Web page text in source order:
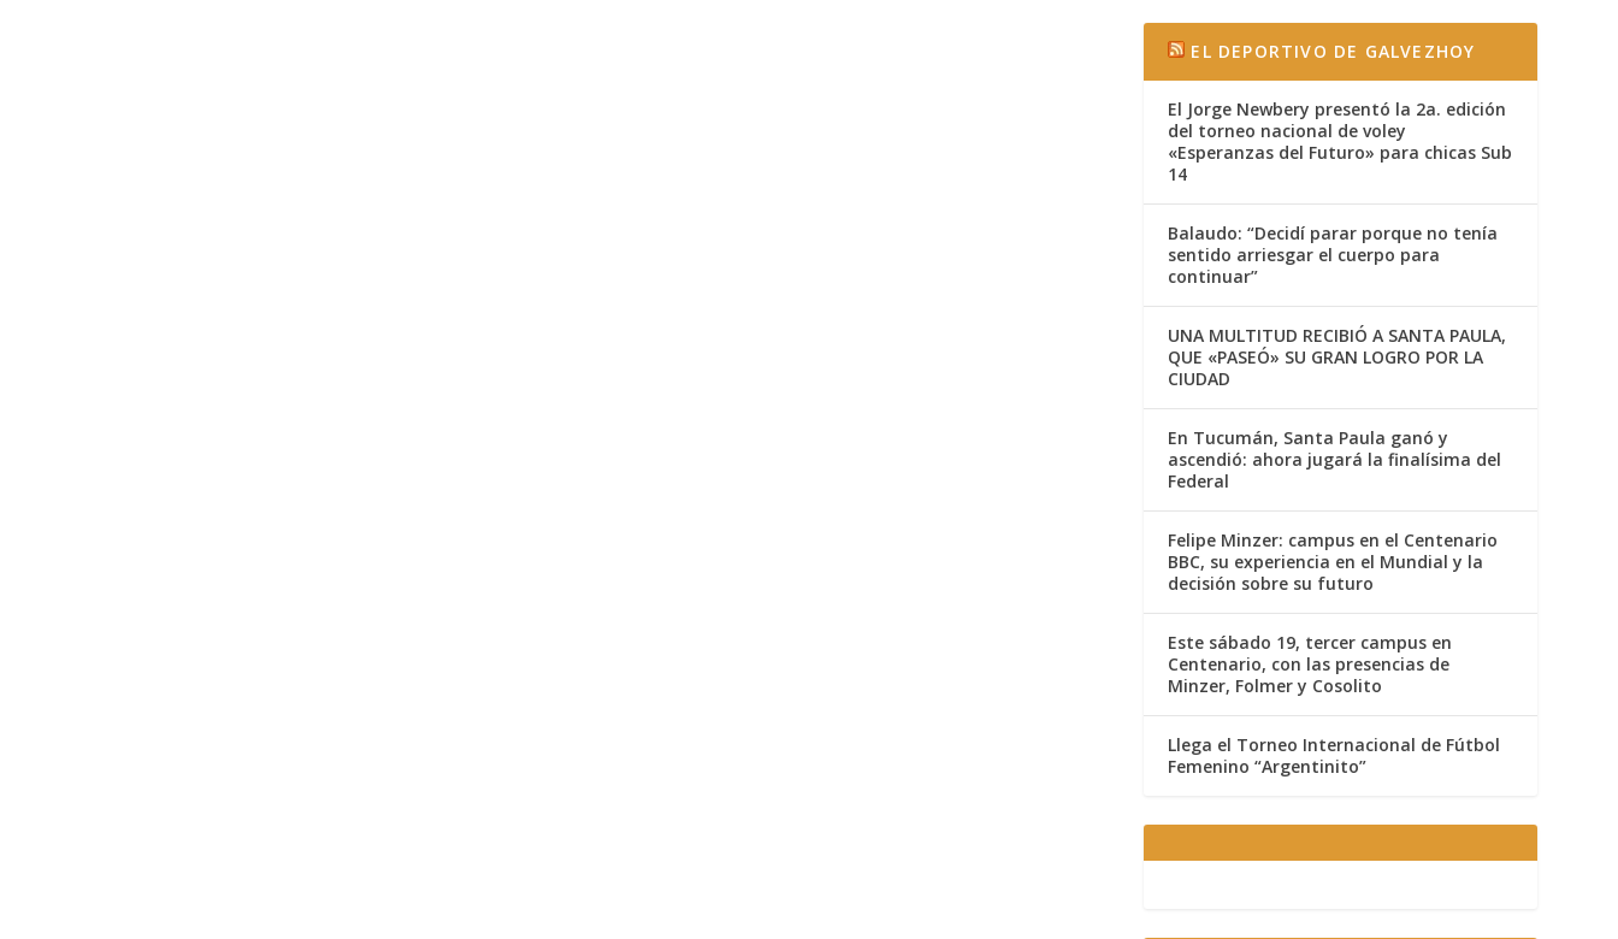
EL DEPORTIVO DE GALVEZHOY
El Jorge Newbery presentó la 2a. edición
del torneo nacional de voley
«Esperanzas del Futuro» para chicas Sub
14
Balaudo: “Decidí parar porque no tenía
sentido arriesgar el cuerpo para
continuar”
UNA MULTITUD RECIBIÓ A SANTA PAULA,
QUE «PASEÓ» SU GRAN LOGRO POR LA
CIUDAD
En Tucumán, Santa Paula ganó y
ascendió: ahora jugará la finalísima del
Federal
Felipe Minzer: campus en el Centenario
BBC, su experiencia en el Mundial y la
decisión sobre su futuro
Este sábado 19, tercer campus en
Centenario, con las presencias de
Minzer, Folmer y Cosolito
Llega el Torneo Internacional de Fútbol
Femenino “Argentinito”